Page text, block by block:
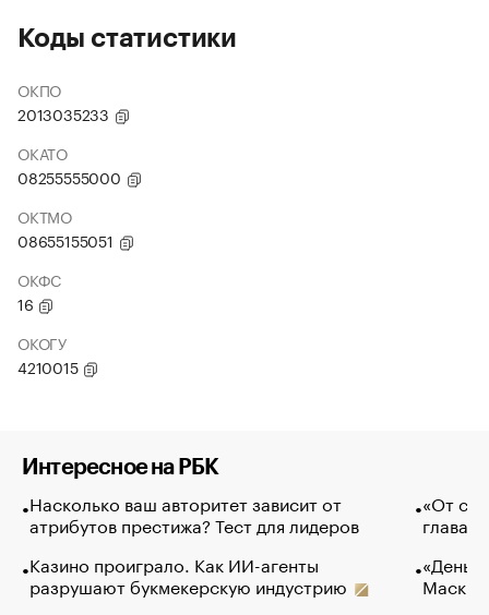
Коды статистики
ОКПО
2013035233
ОКАТО
08255555000
ОКТМО
08655155051
ОКФС
16
ОКОГУ
4210015
Интересное на РБК
Насколько ваш авторитет зависит от
атрибутов престижа? Тест для лидеров
Казино проиграло. Как ИИ-агенты
разрушают букмекерскую индустрию
«От
глава
Маск в